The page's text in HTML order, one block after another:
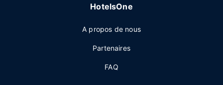
HotelsOne
A propos de nous
Partenaires
FAQ